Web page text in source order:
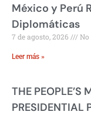
México y Perú
Diplomáticas
7 de agosto, 2026
Leer más »
THE
PRESIDENTIAL